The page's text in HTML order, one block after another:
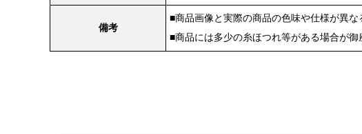
備考
■商品画像と実際の商品の色味や仕様が異な
■商品には多少の糸ほつれ等がある場合が御